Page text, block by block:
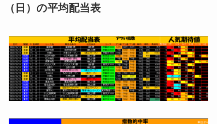
（日）の平均配当表